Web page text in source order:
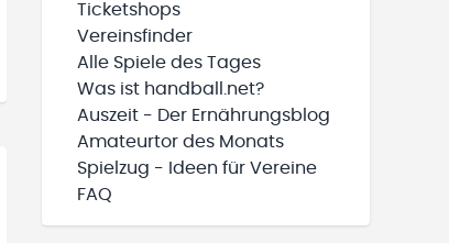
Ticketshops
Vereinsfinder
Alle Spiele des Tages
Was ist handball.net?
Auszeit - Der Ernährungsblog
Amateurtor des Monats
Spielzug - Ideen für Vereine
FAQ